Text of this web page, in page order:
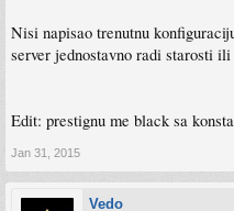
Nisi napisao trenutnu
server jednostavno radi starosti
Edit: prestignu me black sa
Jan 31, 2015
Vedo